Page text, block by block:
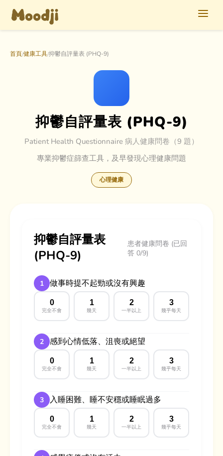
首頁/健康工具/抑鬱自評量表 (PHQ-9)
抑鬱自評量表 (PHQ-9)
Patient Health Questionnaire 病人健康問卷（9 題）
專業抑鬱症篩查工具，及早發現心理健康問題
心理健康
抑鬱自評量表
(PHQ-9)
患者健康問卷 (已回
答 0/9)
1 做事時提不起勁或沒有興趣
0
完全不會
1
幾天
2
一半以上
3
幾乎每天
2 感到心情低落、沮喪或絕望
0
完全不會
1
幾天
2
一半以上
3
幾乎每天
3 入睡困難、睡不安穩或睡眠過多
0
完全不會
1
幾天
2
一半以上
3
幾乎每天